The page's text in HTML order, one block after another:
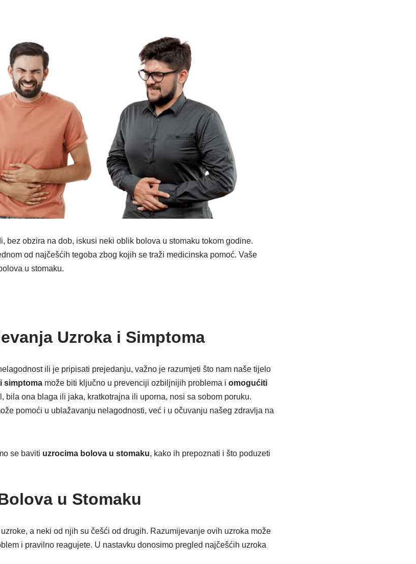
bez obzira na dob, iskusi neki oblik bolova u stomaku tokom godine.
od najčešćih tegoba zbog kojih se traži medicinska pomoć. Vaše
u stomaku.
Uzroka i Simptoma
ili je pripisati prejedanju, važno je razumjeti što nam naše tijelo
simptomamože biti ključno u prevenciji ozbiljnijih problema i omogućiti
bila ona blaga ili jaka, kratkotrajna ili uporna, nosi sa sobom poruku.
pomoći u ublažavanju nelagodnosti, već i u očuvanju našeg zdravlja na
se baviti uzrocima bolova u stomaku, kako ih prepoznati i što poduzeti
u Stomaku
a neki od njih su češći od drugih. Razumijevanje ovih uzroka može
i pravilno reagujete. U nastavku donosimo pregled najčešćih uzroka